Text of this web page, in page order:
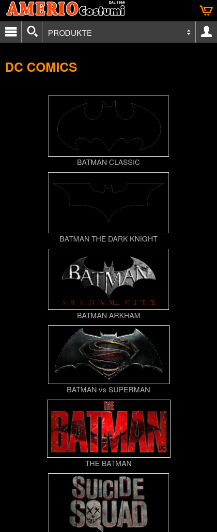
PRODUKTE
DC COMICS
BATMAN CLASSIC
BATMAN THE DARK KNIGHT
BATMAN ARKHAM
BATMAN vs SUPERMAN
THE BATMAN